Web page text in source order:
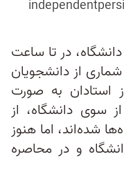
در تا ساعت
از دانشجویان
استادان به صورت
سوی دانشگاه، از
شده‌اند، اما هنوز
و در محاصره